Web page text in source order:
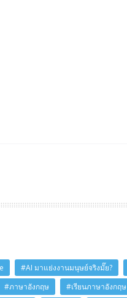
#AI มาแย่งงานมนุษย์จริงมั๊ย?
#ภาษาอังกฤษ #เรียนภาษาอังกฤษ